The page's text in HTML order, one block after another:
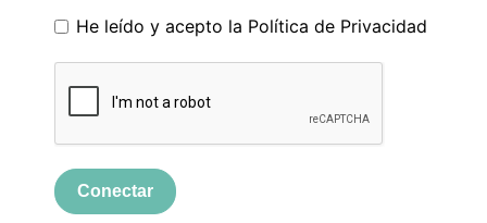
He leído y acepto la Política de Privacidad
Conectar